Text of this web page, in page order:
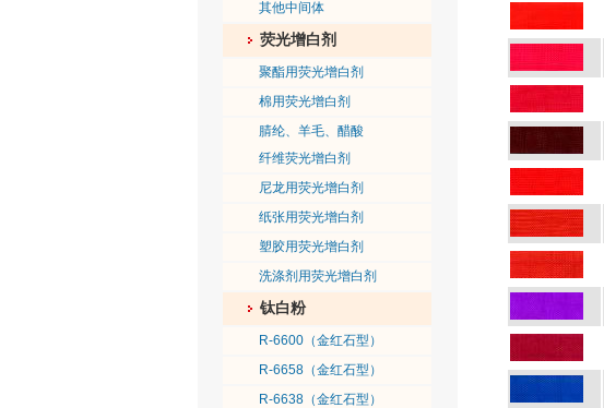
其他中间体
荧光增白剂
聚酯用荧光增白剂
棉用荧光增白剂
腈纶、羊毛、醋酸
纤维荧光增白剂
尼龙用荧光增白剂
纸张用荧光增白剂
塑胶用荧光增白剂
洗涤剂用荧光增白剂
钛白粉
R-6600（金红石型）
R-6658（金红石型）
R-6638（金红石型）